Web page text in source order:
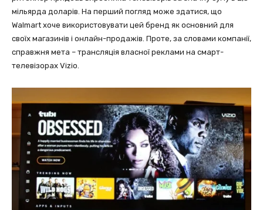
мільярда доларів. На перший погляд може здатися, що
Walmart хоче використовувати цей бренд як основний для
своїх магазинів і онлайн-продажів. Проте, за словами компанії,
справжня мета – трансляція власної реклами на смарт-
телевізорах Vizio.